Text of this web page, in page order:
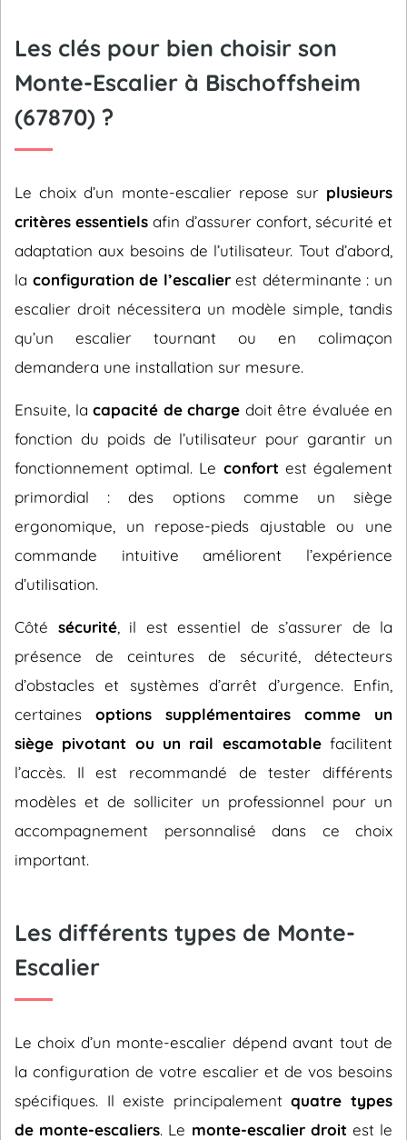
Les clés pour bien choisir son
Monte-Escalier à Bischoffsheim
(67870) ?
Le choix d’un monte-escalier repose sur plusieurs
critères essentiels afin d’assurer confort, sécurité et
adaptation aux besoins de l’utilisateur. Tout d’abord,
la configuration de l’escalierest déterminante : un
escalier droit nécessitera un modèle simple, tandis
qu’un escalier tournant ou en colimaçon
demandera une installation sur mesure.
Ensuite, la capacité de charge doit être évaluée en
fonction du poids de l’utilisateur pour garantir un
fonctionnement optimal. Le confort est également
primordial : des options comme un siège
ergonomique, un repose-pieds ajustable ou une
commande intuitive améliorent l’expérience
d’utilisation.
Côté sécurité, il est essentiel de s’assurer de la
présence de ceintures de sécurité, détecteurs
d’obstacles et systèmes d’arrêt d’urgence. Enfin,
certaines options supplémentaires comme un
siège pivotant ou un rail escamotablefacilitent
l’accès. Il est recommandé de tester différents
modèles et de solliciter un professionnel pour un
accompagnement personnalisé dans ce choix
important.
Les différents types de Monte-
Escalier
Le choix d’un monte-escalier dépend avant tout de
la configuration de votre escalier et de vos besoins
spécifiques. Il existe principalementquatre types
de monte-escaliers. Le monte-escalier droit est le